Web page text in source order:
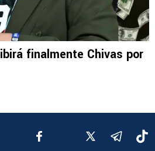
finalmente Chivas por